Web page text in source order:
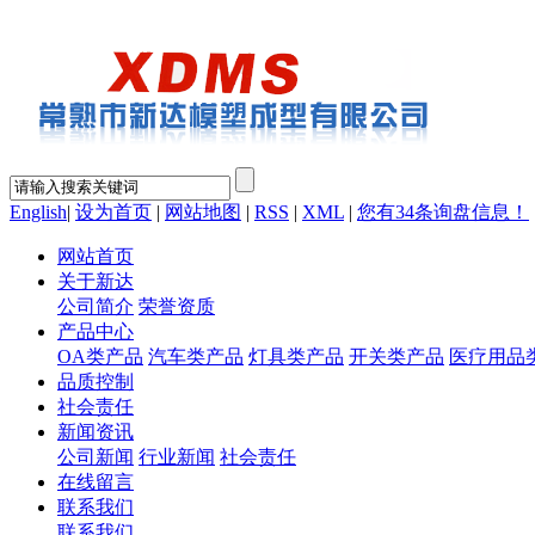
English| 设为首页 | 网站地图 | RSS | XML | 您有34条询盘信息！
网站首页
关于新达
公司简介 荣誉资质
产品中心
OA类产品 汽车类产品 灯具类产品 开关类产品 医疗用品
品质控制
社会责任
新闻资讯
公司新闻 行业新闻 社会责任
在线留言
联系我们